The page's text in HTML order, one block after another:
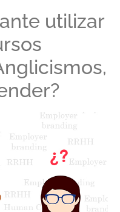
utilizar